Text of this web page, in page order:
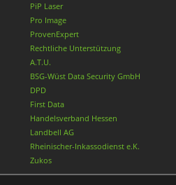
PiP Laser
Pro Image
ProvenExpert
Rechtliche Unterstützung
A.T.U.
BSG-Wüst Data Security GmbH
DPD
First Data
Handelsverband Hessen
Landbell AG
Rheinischer-Inkassodienst e.K.
Zukos